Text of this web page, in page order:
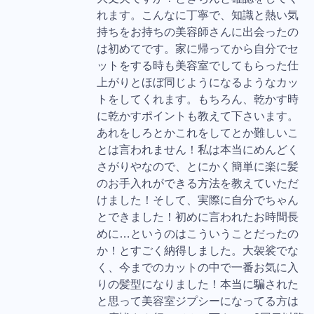
れます。こんなに丁寧で、知識と熱い気
持ちをお持ちの美容師さんに出会ったの
は初めてです。家に帰ってから自分でセ
ットをする時も美容室でしてもらった仕
上がりとほぼ同じようになるようなカッ
トをしてくれます。もちろん、乾かす時
に乾かすポイントも教えて下さいます。
あれをしろとかこれをしてとか難しいこ
とは言われません！私は本当にめんどく
さがりやなので、とにかく簡単に楽に髪
のお手入れができる方法を教えていただ
けました！そして、実際に自分でちゃん
とできました！初めに言われたお時間長
めに…というのはこういうことだったの
か！とすごく納得しました。大袈裟でな
く、今までのカットの中で一番お気に入
りの髪型になりました！本当に騙された
と思って美容室ジプシーになってる方は